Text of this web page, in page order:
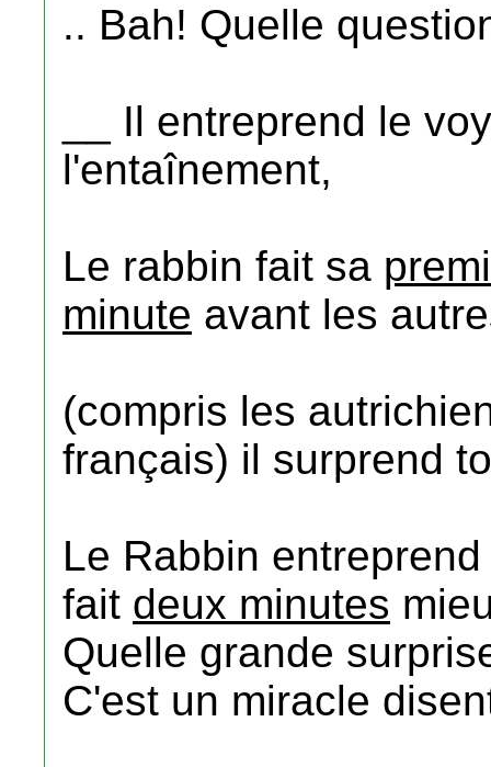
.. Bah! Quelle
__ Il entreprend le
l'entaînement,
Le rabbin fait sa
minute avant les
(compris les
français) il surprend
Le Rabbin
fait deux minutes
Quelle grande
C'est un miracle